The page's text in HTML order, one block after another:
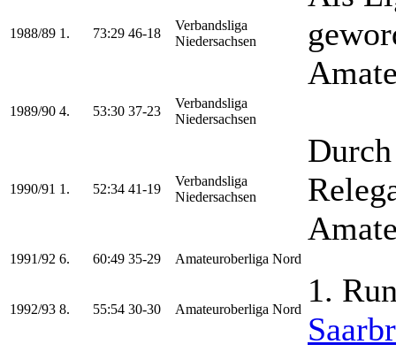
1988/89 1. 73:29 46-18
Verbandsliga
Niedersachsen
1989/90 4. 53:30 37-23
Verbandsliga
Niedersachsen
1990/91 1. 52:34 41-19
Verbandsliga
Niedersachsen
1991/92 6. 60:49 35-29 Amateuroberliga Nord
1992/93 8. 55:54 30-30 Amateuroberliga Nord
1.